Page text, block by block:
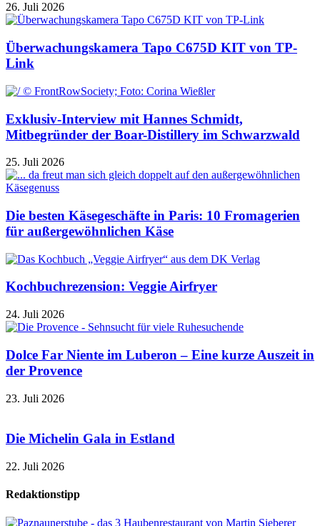
26. Juli 2026
Überwachungskamera Tapo C675D KIT von TP-
Link
Exklusiv-Interview mit Hannes Schmidt,
Mitbegründer der Boar-Distillery im Schwarzwald
25. Juli 2026
Die besten Käsegeschäfte in Paris: 10 Fromagerien
für außergewöhnlichen Käse
Kochbuchrezension: Veggie Airfryer
24. Juli 2026
Dolce Far Niente im Luberon – Eine kurze Auszeit in
der Provence
23. Juli 2026
Die Michelin Gala in Estland
22. Juli 2026
Redaktionstipp